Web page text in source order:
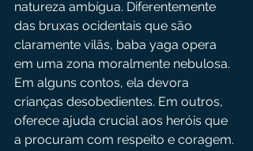
natureza ambígua. Diferentemente
das bruxas ocidentais que são
claramente vilãs, baba yaga opera
em uma zona moralmente nebulosa.
Em alguns contos, ela devora
crianças desobedientes. Em outros,
oferece ajuda crucial aos heróis que
a procuram com respeito e coragem.